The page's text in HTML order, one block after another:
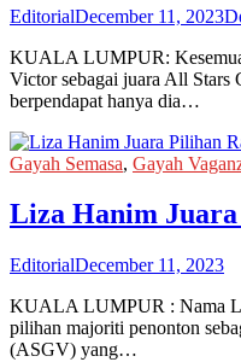
EditorialDecember 11, 2023
KUALA LUMPUR:
Victor sebagai juara All Stars
berpendapat hanya dia…
Gayah Semasa, Gayah
Liza Hanim
EditorialDecember 11, 2023
KUALA LUMPUR : Nama
pilihan majoriti penonton
(ASGV) yang…